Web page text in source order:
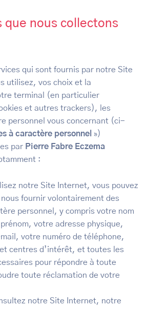
que nous collectons
qui sont fournis par notre Site
utilisez, vos choix et la
terminal (en particulier
et autres trackers), les
personnel vous concernant (ci-
à caractère personnel »)
par Pierre Fabre Eczema
:
notre Site Internet, vous pouvez
fournir volontairement des
personnel, y compris votre nom
votre adresse physique,
votre numéro de téléphone,
centres d’intérêt, et toutes les
pour répondre à toute
toute réclamation de votre
notre Site Internet, notre